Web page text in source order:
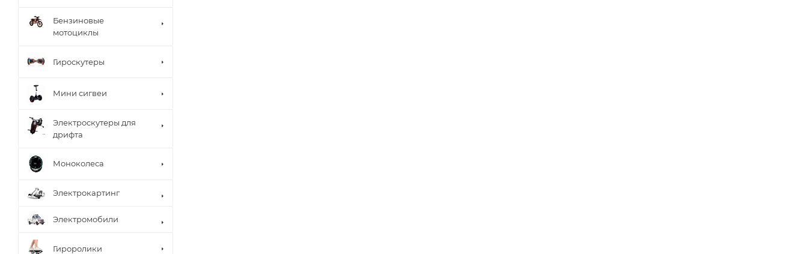
Бензиновые
мотоциклы
Гироскутеры
Мини сигвеи
Электроскутеры для
дрифта
Моноколеса
Электрокартинг
Электромобили
Гироролики